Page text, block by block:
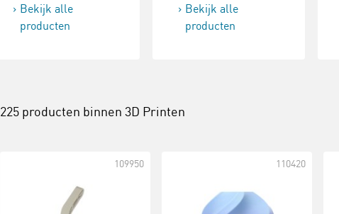
Bekijk alle
producten
Bekijk alle
producten
225 producten binnen 3D Printen
109950 110420